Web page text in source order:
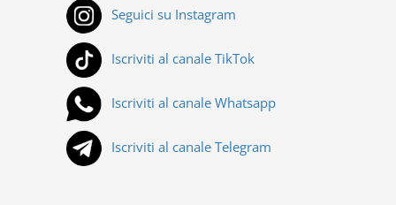
Seguici su Instagram
Iscriviti al canale TikTok
Iscriviti al canale Whatsapp
Iscriviti al canale Telegram